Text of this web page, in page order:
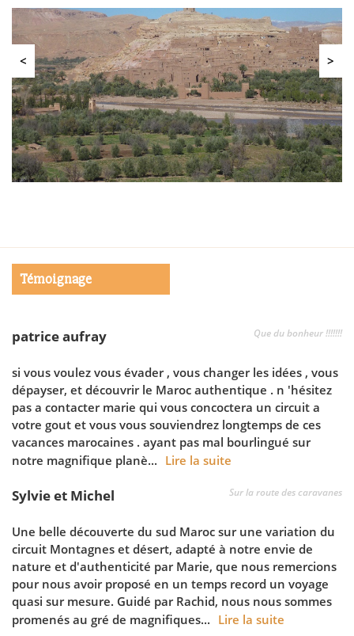
< >
Témoignage
patrice aufray Que du bonheur !!!!!!!
si vous voulez vous évader , vous changer les idées , vous
dépayser, et découvrir le Maroc authentique . n 'hésitez
pas a contacter marie qui vous concoctera un circuit a
votre gout et vous vous souviendrez longtemps de ces
vacances marocaines . ayant pas mal bourlingué sur
notre magnifique planè... Lire la suite
Sylvie et Michel Sur la route des caravanes
Une belle découverte du sud Maroc sur une variation du
circuit Montagnes et désert, adapté à notre envie de
nature et d'authenticité par Marie, que nous remercions
pour nous avoir proposé en un temps record un voyage
quasi sur mesure. Guidé par Rachid, nous nous sommes
promenés au gré de magnifiques... Lire la suite